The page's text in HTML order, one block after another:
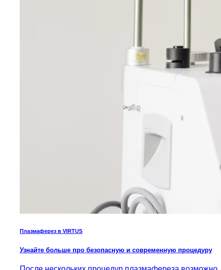
Плазмаферез в VIRTUS
Узнайте больше про безопасную и современную процедуру